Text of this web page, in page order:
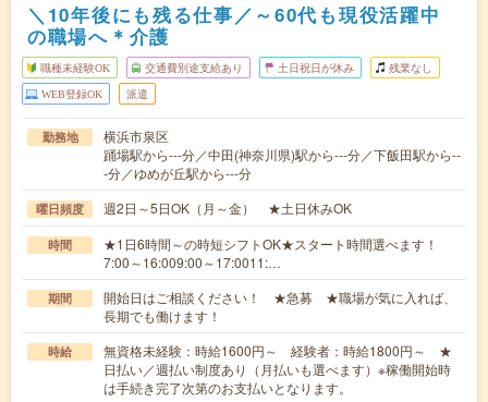
＼10年後にも残る仕事／～60代も現役活躍中
の職場へ＊介護
職種未経験OK 交通費別途支給あり 土日祝日が休み 残業なし
WEB登録OK 派遣
勤務地
横浜市泉区
踊場駅から---分／中田(神奈川県)駅から---分／下飯田駅から--
-分／ゆめが丘駅から---分
曜日頻度 週2日～5日OK（月～金） ★土日休みOK
時間
★1日6時間～の時短シフトOK★スタート時間選べます！
7:00～16:009:00～17:0011:…
期間
開始日はご相談ください！ ★急募 ★職場が気に入れば、
長期でも働けます！
時給
無資格未経験：時給1600円～ 経験者：時給1800円～ ★
日払い／週払い制度あり（月払いも選べます）※稼働開始時
は手続き完了次第のお支払いとなります。